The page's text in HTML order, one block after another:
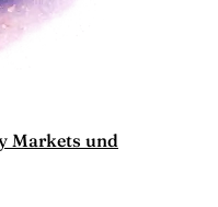
Markets und